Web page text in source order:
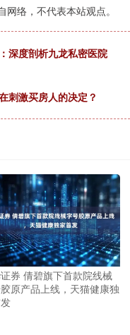
络，不代表本站观点。
深度剖析九龙私密医院
刺激买房人的决定？
券 倩碧旗下首款院线械
原产品上线，天猫健康独